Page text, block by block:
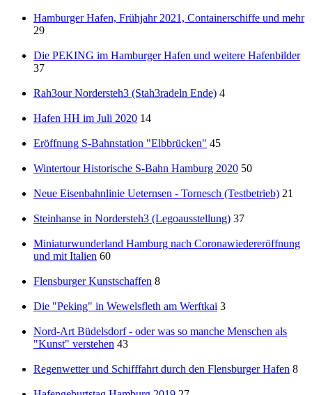
Hamburger Hafen, Frühjahr 2021, Containerschiffe und mehr
29
Die PEKING im Hamburger Hafen und weitere Hafenbilder
37
Rah3our Nordersteh3 (Stah3radeln Ende) 4
Hafen HH im Juli 2020 14
Eröffnung S-Bahnstation "Elbbrücken" 45
Wintertour Historische S-Bahn Hamburg 2020 50
Neue Eisenbahnlinie Ueternsen - Tornesch (Testbetrieb) 21
Steinhanse in Nordersteh3 (Legoausstellung) 37
Miniaturwunderland Hamburg nach Coronawiedereröffnung
und mit Italien 60
Flensburger Kunstschaffen 8
Die "Peking" in Wewelsfleth am Werftkai 3
Nord-Art Büdelsdorf - oder was so manche Menschen als
"Kunst" verstehen 43
Regenwetter und Schifffahrt durch den Flensburger Hafen 8